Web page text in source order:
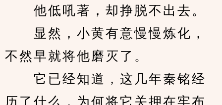
他低吼著，却挣脱不出去。
显然，小黄有意慢慢炼化，
不然早就将他磨灭了。
它已经知道，这几年秦铭经
历了什么，为何将它关押在牢布